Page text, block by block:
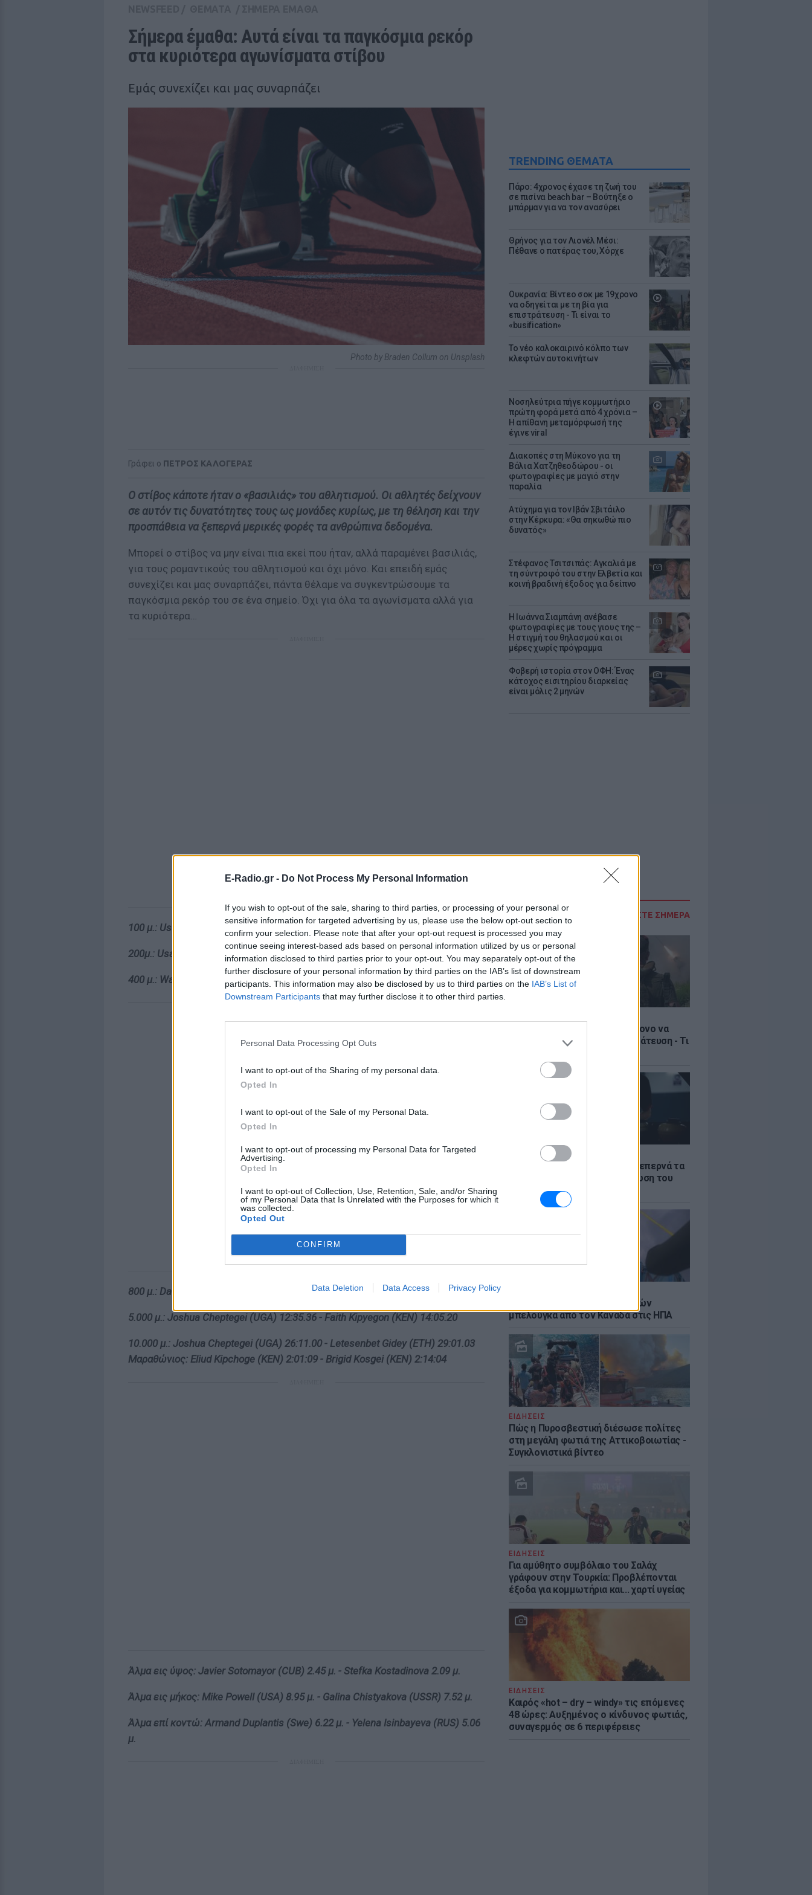
E-Radio.gr - Do Not Process My Personal Information
If you wish to opt-out of the sale, sharing to third parties, or processing of your personal or
sensitive information for targeted advertising by us, please use the below opt-out section to
confirm your selection. Please note that after your opt-out request is processed you may
continue seeing interest-based ads based on personal information utilized by us or personal
information disclosed to third parties prior to your opt-out. You may separately opt-out of the
further disclosure of your personal information by third parties on the IAB’s list of downstream
participants. This information may also be disclosed by us to third parties on the IAB’s List of
Downstream Participants that may further disclose it to other third parties.
Personal Data Processing Opt Outs
I want to opt-out of the Sharing of my personal data.
Opted In
I want to opt-out of the Sale of my Personal Data.
Opted In
I want to opt-out of processing my Personal Data for Targeted
Advertising.
Opted In
I want to opt-out of Collection, Use, Retention, Sale, and/or Sharing
of my Personal Data that Is Unrelated with the Purposes for which it
was collected.
Opted Out
CONFIRM
Data Deletion Data Access Privacy Policy
TRENDING ΘΕΜΑΤΑ
Πάρο: 4χρονος έχασε τη ζωή του
σε πισίνα beach bar – Βούτηξε ο
μπάρμαν για να τον ανασύρει
Θρήνος για τον Λιονέλ Μέσι:
Πέθανε ο πατέρας του, Χόρχε
Ουκρανία: Βίντεο σοκ με 19χρονο
να οδηγείται με τη βία για
επιστράτευση - Τι είναι το
«busification»
Το νέο καλοκαιρινό κόλπο των
κλεφτών αυτοκινήτων
Νοσηλεύτρια πήγε κομμωτήριο
πρώτη φορά μετά από 4 χρόνια –
Η απίθανη μεταμόρφωσή της
έγινε viral
Διακοπές στη Μύκονο για τη
Βάλια Χατζηθεοδώρου - οι
φωτογραφίες με μαγιό στην
παραλία
Ατύχημα για τον Ιβάν Σβιτάιλο
στην Κέρκυρα: «Θα σηκωθώ πιο
δυνατός»
Στέφανος Τσιτσιπάς: Αγκαλιά με
τη σύντροφό του στην Ελβετία και
κοινή βραδινή έξοδος για δείπνο
H Ιωάννα Σιαμπάνη ανέβασε
φωτογραφίες με τους γιους της –
Η στιγμή του θηλασμού και οι
μέρες χωρίς πρόγραμμα
Φοβερή ιστορία στον ΟΦΗ: Ένας
κάτοχος εισιτηρίου διαρκείας
είναι μόλις 2 μηνών
ΔΙΑΒΑΣΤΕ ΣΗΜΕΡΑ
Ουκρανία: Βίντεο σοκ με 19χρονο να
οδηγείται με τη βία για επιστράτευση - Τι
ΕΙΔΗΣΕΙΣ
Καύσιμα «φωτιά»: Η βενζίνη ξεπερνά τα
2 ευρώ το λίτρο παρά την πτώση του
αργού πετρελαίου διεθνώς
Ιστορική μεταφορά 30 φαλαινών
μπελούγκα από τον Καναδά στις ΗΠΑ
ΕΙΔΗΣΕΙΣ
Πώς η Πυροσβεστική διέσωσε πολίτες
στη μεγάλη φωτιά της Αττικοβοιωτίας -
Συγκλονιστικά βίντεο
ΕΙΔΗΣΕΙΣ
Για αμύθητο συμβόλαιο του Σαλάχ
γράφουν στην Τουρκία: Προβλέπονται
έξοδα για κομμωτήρια και... χαρτί υγείας
ΕΙΔΗΣΕΙΣ
Καιρός «hot – dry – windy» τις επόμενες
48 ώρες: Αυξημένος ο κίνδυνος φωτιάς,
συναγερμός σε 6 περιφέρειες
Σήμερα έμαθα: Αυτά είναι τα παγκόσμια ρεκόρ
στα κυριότερα αγωνίσματα στίβου
Εμάς συνεχίζει και μας συναρπάζει
Photo by Braden Collum on Unsplash
Γράφει ο ΠΕΤΡΟΣ ΚΑΛΟΓΕΡΑΣ
Ο στίβος κάποτε ήταν ο «βασιλιάς» του αθλητισμού. Οι αθλητές δείχνουν
σε αυτόν τις δυνατότητες τους ως μονάδες κυρίως, με τη θέληση και την
προσπάθεια να ξεπερνά μερικές φορές τα ανθρώπινα δεδομένα.
Μπορεί ο στίβος να μην είναι πια εκεί που ήταν, αλλά παραμένει βασιλιάς,
για τους ρομαντικούς του αθλητισμού και όχι μόνο. Και επειδή εμάς
συνεχίζει και μας συναρπάζει, πάντα θέλαμε να συγκεντρώσουμε τα
παγκόσμια ρεκόρ του σε ένα σημείο. Όχι για όλα τα αγωνίσματα αλλά για
τα κυριότερα…
100 μ.: Usain Bolt (JAM) 9.58 - Florence Griffith Joyner (USA) 10.49
200μ.: Usain Bolt (JAM) 19.19 - Florence Griffith Joyner (USA) 21.34
400 μ.: Wayde van Niekerk (RSA) 43.03 - Marita Koch (GDR) 47.60
ΔΙΑΦΗΜΙΣΗ
800 μ.: David Rudisha (KEN) 1:40.91 - Jarmila Kratochvílová (CZE) 1:53.28
5.000 μ.: Joshua Cheptegei (UGA) 12:35.36 - Faith Kipyegon (KEN) 14:05.20
10.000 μ.: Joshua Cheptegei (UGA) 26:11.00 - Letesenbet Gidey (ETH) 29:01.03
Μαραθώνιος: Eliud Kipchoge (ΚΕΝ) 2:01:09 - Brigid Kosgei (ΚΕΝ) 2:14:04
Άλμα εις ύψος: Javier Sotomayor (CUB) 2.45 μ. - Stefka Kostadinova 2.09 μ.
Άλμα εις μήκος: Mike Powell (USA) 8.95 μ. - Galina Chistyakova (USSR) 7.52 μ.
Άλμα επί κοντώ: Armand Duplantis (Swe) 6.22 μ. - Yelena Isinbayeva (RUS) 5.06
μ.